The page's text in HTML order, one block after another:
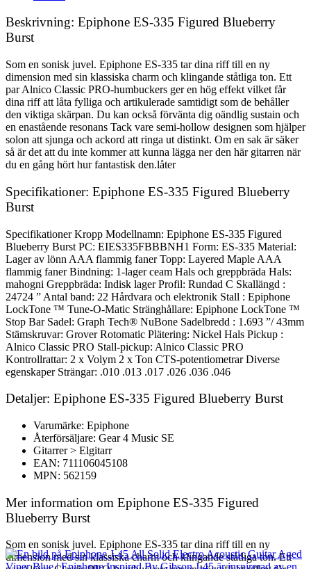
Beskrivning: Epiphone ES-335 Figured Blueberry
Burst
Som en sonisk juvel. Epiphone ES-335 tar dina riff till en ny
dimension med sin klassiska charm och klingande ståtliga ton. Ett
par Alnico Classic PRO-humbuckers ger en hög effekt vilket får
dina riff att låta fylliga och artikulerade samtidigt som de behåller
den viktiga skärpan. Du kan också förvänta dig oändlig sustain och
en enastående resonans Tack vare semi-hollow designen som hjälper
solon att sjunga och ackord att ringa ut distinkt. Om en sak är säker
så är det att du inte kommer att kunna lägga ner den här gitarren när
du en gång hört hur fantastisk den.låter
Specifikationer: Epiphone ES-335 Figured Blueberry
Burst
Specifikationer Kropp Modellnamn: Epiphone ES-335 Figured
Blueberry Burst PC: EIES335FBBBNH1 Form: ES-335 Material:
Lager av lönn AAA flammig faner Topp: Layered Maple AAA
flammig faner Bindning: 1-lager ceam Hals och greppbräda Hals:
mahogni Greppbräda: Indisk lager Profil: Rundad C Skallängd :
24724 ” Antal band: 22 Hårdvara och elektronik Stall : Epiphone
LockTone ™ Tune-O-Matic Stränghållare: Epiphone LockTone ™
Stop Bar Sadel: Graph Tech® NuBone Sadelbredd : 1.693 ”/ 43mm
Stämskruvar: Grover Rotomatic Plätering: Nickel Hals Pickup :
Alnico Classic PRO Stall-pickup: Alnico Classic PRO
Kontrollrattar: 2 x Volym 2 x Ton CTS-potentiometrar Diverse
egenskaper Strängar: .010 .013 .017 .026 .036 .046
Detaljer: Epiphone ES-335 Figured Blueberry Burst
Varumärke: Epiphone
Återförsäljare: Gear 4 Music SE
Gitarrer > Elgitarr
EAN: 711106045108
MPN: 562159
Mer information om Epiphone ES-335 Figured
Blueberry Burst
Som en sonisk juvel. Epiphone ES-335 tar dina riff till en ny
dimension med sin klassiska charm och klingande ståtliga ton. Ett